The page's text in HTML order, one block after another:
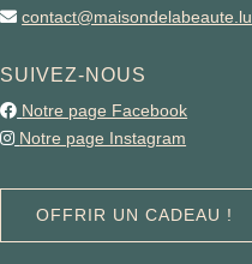
contact@maisondelabeaute.lu
SUIVEZ-NOUS
Notre page Facebook
Notre page Instagram
OFFRIR UN CADEAU !